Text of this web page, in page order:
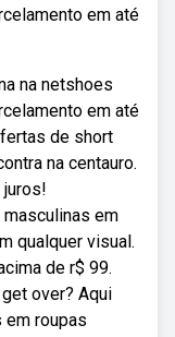
em até
na netshoes
em até
de short
na centauro.
em
qualquer visual.
de r$ 99.
over? Aqui
em roupas